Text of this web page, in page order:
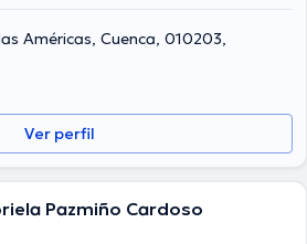
Américas, Cuenca, 010203,
Ver perfil
Pazmiño Cardoso